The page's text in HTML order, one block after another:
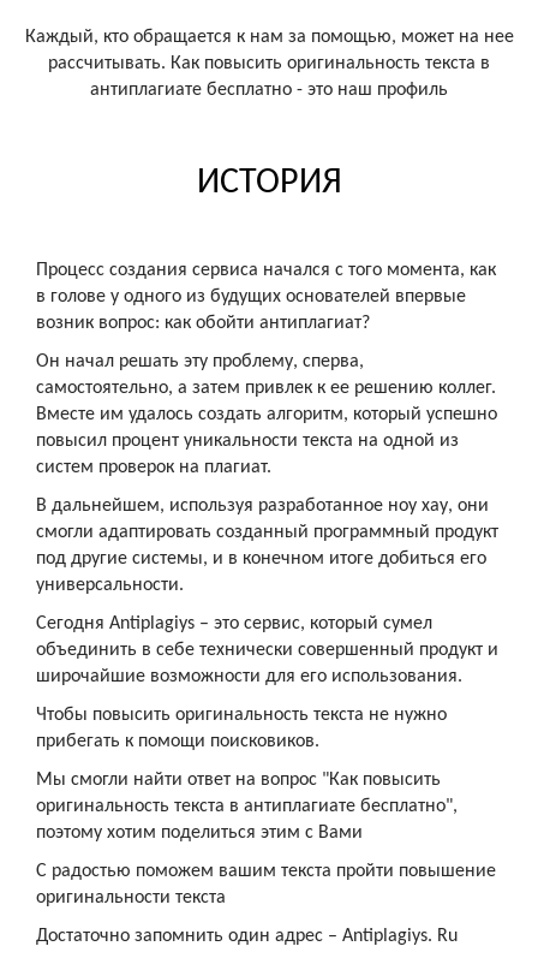
Каждый, кто обращается к нам за помощью, может на нее
рассчитывать. Как повысить оригинальность текста в
антиплагиате бесплатно - это наш профиль
ИСТОРИЯ
Процесс создания сервиса начался с того момента, как
в голове у одного из будущих основателей впервые
возник вопрос: как обойти антиплагиат?
Он начал решать эту проблему, сперва,
самостоятельно, а затем привлек к ее решению коллег.
Вместе им удалось создать алгоритм, который успешно
повысил процент уникальности текста на одной из
систем проверок на плагиат.
В дальнейшем, используя разработанное ноу хау, они
смогли адаптировать созданный программный продукт
под другие системы, и в конечном итоге добиться его
универсальности.
Сегодня Antiplagiys – это сервис, который сумел
объединить в себе технически совершенный продукт и
широчайшие возможности для его использования.
Чтобы повысить оригинальность текста не нужно
прибегать к помощи поисковиков.
Мы смогли найти ответ на вопрос "Как повысить
оригинальность текста в антиплагиате бесплатно",
поэтому хотим поделиться этим с Вами
С радостью поможем вашим текста пройти повышение
оригинальности текста
Достаточно запомнить один адрес – Antiplagiys. Ru